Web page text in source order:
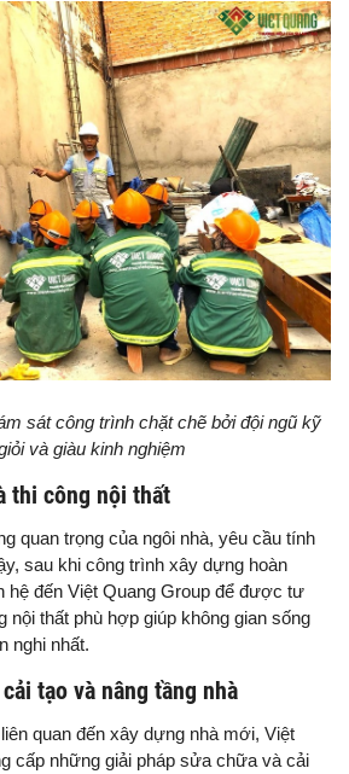
sát công trình chặt chẽ bởi đội ngũ kỹ
và giàu kinh nghiệm
thi công nội thất
quan trọng của ngôi nhà, yêu cầu tính
sau khi công trình xây dựng hoàn
hệ đến Việt Quang Group để được tư
nội thất phù hợp giúp không gian sống
nghi nhất.
tạo và nâng tầng nhà
quan đến xây dựng nhà mới, Việt
cấp những giải pháp sửa chữa và cải